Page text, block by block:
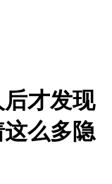
才发现
这么多隐